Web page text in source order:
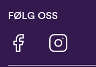
FØLG OSS